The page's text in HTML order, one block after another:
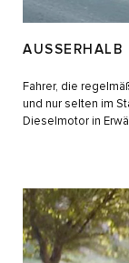
AUSSERHALB
Fahrer, die
und nur selten im
Dieselmotor in